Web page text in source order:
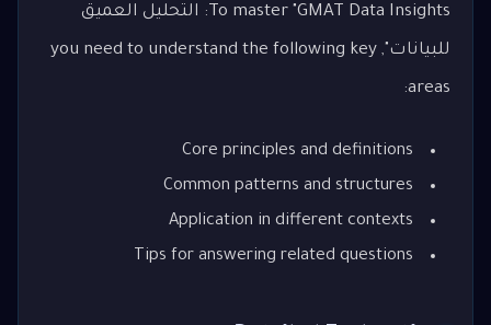
To master "GMAT Data Insights: التحليل العميق
للبيانات", you need to understand the following key
areas:
Core principles and definitions
Common patterns and structures
Application in different contexts
Tips for answering related questions